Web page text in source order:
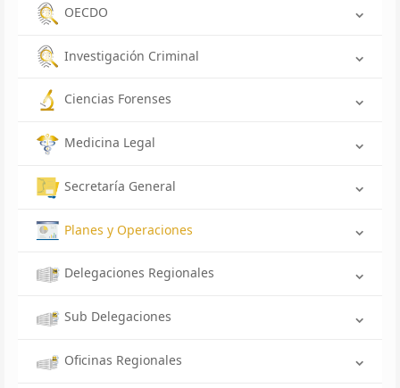
OECDO
Investigación Criminal
Ciencias Forenses
Medicina Legal
Secretaría General
Planes y Operaciones
Delegaciones Regionales
Sub Delegaciones
Oficinas Regionales